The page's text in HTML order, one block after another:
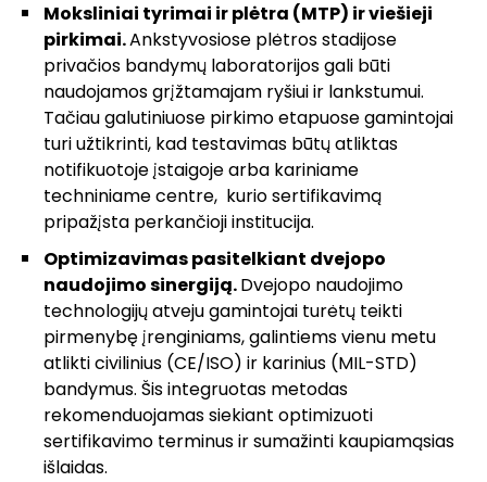
Moksliniai tyrimai ir plėtra (MTP) ir viešieji
pirkimai.Ankstyvosiose plėtros stadijose
privačios bandymų laboratorijos gali būti
naudojamos grįžtamajam ryšiui ir lankstumui.
Tačiau galutiniuose pirkimo etapuose gamintojai
turi užtikrinti, kad testavimas būtų atliktas
notifikuotoje įstaigoje arba kariniame
techniniame centre, kurio sertifikavimą
pripažįsta perkančioji institucija.
Optimizavimas pasitelkiant dvejopo
naudojimo sinergiją.Dvejopo naudojimo
technologijų atveju gamintojai turėtų teikti
pirmenybę įrenginiams, galintiems vienu metu
atlikti civilinius (CE/ISO) ir karinius (MIL-STD)
bandymus. Šis integruotas metodas
rekomenduojamas siekiant optimizuoti
sertifikavimo terminus ir sumažinti kaupiamąsias
išlaidas.